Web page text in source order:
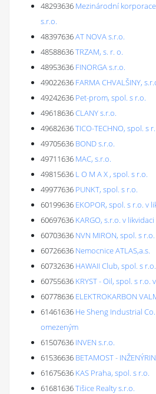
48293636 Mezinárodní
s.r.o.
48397636AT NOVA s.r.o.
48588636TRZAM, s. r. o.
48953636 FINORGA s.r.o.
49022636 FARMA CHVALŠINY,
49242636 Pet-prom, spol. s r.o.
49618636CLANY s.r.o.
49682636TICO-TECHNO, spol. s
49705636 BOND s.r.o.
49711636 MAC, s.r.o.
49815636 L O M A X , spol. s r.o.
49977636 PUNKT, spol. s r.o.
60199636 EKOPOR, spol. s r.o. v
60697636 KARGO, s.r.o. v likvidaci
60703636 NVN MIRON, spol. s
60726636 Nemocnice ATLAS,a.s.
60732636 HAWAII Club, spol. s
60755636 KRYST - Oil, spol. s r.o.
60778636 ELEKTROKARBON
61461636 He Sheng Industrial
omezeným
61507636 INVEN s.r.o.
61536636 BETAMOST -
61675636 KAS Praha, spol. s r.o.
61681636Tišice Realty s.r.o.